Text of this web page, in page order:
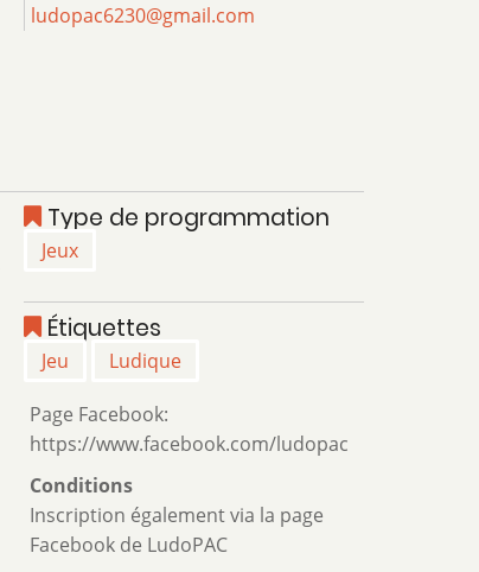
ludopac6230@gmail.com
Type de programmation
Jeux
Étiquettes
Jeu Ludique
Page Facebook:
https://www.facebook.com/ludopac
Conditions
Inscription également via la page
Facebook de LudoPAC